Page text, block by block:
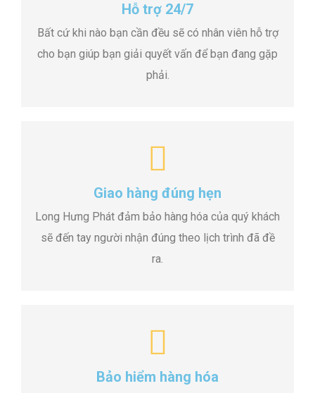
Hỗ trợ 24/7
Bất cứ khi nào bạn cần đều sẽ có nhân viên hỗ trợ
cho bạn giúp bạn giải quyết vấn để bạn đang gặp
phải.
Giao hàng đúng hẹn
Long Hưng Phát đảm bảo hàng hóa của quý khách
sẽ đến tay người nhận đúng theo lịch trình đã đề
ra.
Bảo hiểm hàng hóa